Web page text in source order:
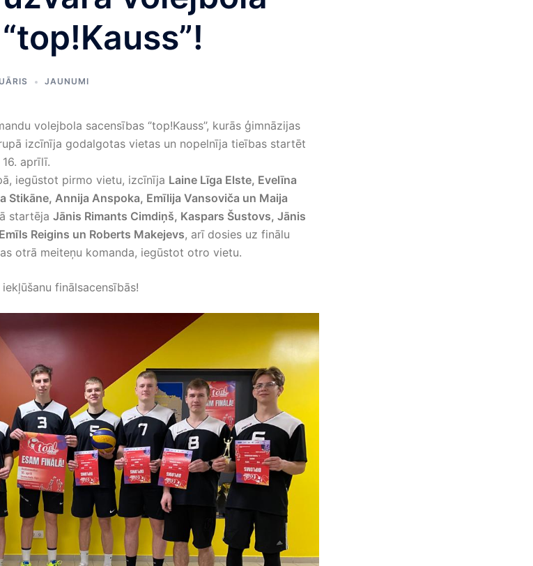
JAUNUMI
volejbola sacensības ‘’top!Kauss’’, kurās ģimnāzijas
izcīnīja godalgotas vietas un nopelnīja tieības startēt
aprīlī.
iegūstot pirmo vietu, izcīnīja Laine Līga Elste, Evelīna
Stikāne, Annija Anspoka, Emīlija Vansoviča un Maija
startēja Jānis Rimants Cimdiņš, Kaspars Šustovs, Jānis
Reigins un Roberts Makejevs, arī dosies uz finālu
otrā meiteņu komanda, iegūstot otro vietu.
finālsacensībās!